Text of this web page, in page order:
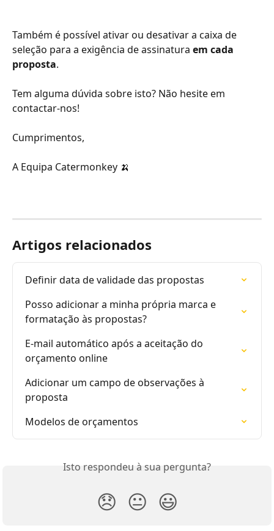
Também é possível ativar ou desativar a caixa de
seleção para a exigência de assinatura em cada
proposta.
Tem alguma dúvida sobre isto? Não hesite em
contactar-nos!
Cumprimentos,
A Equipa Catermonkey 🍌
Artigos relacionados
Definir data de validade das propostas
Posso adicionar a minha própria marca e
formatação às propostas?
E-mail automático após a aceitação do
orçamento online
Adicionar um campo de observações à
proposta
Modelos de orçamentos
Isto respondeu à sua pergunta?
😞 😐 😃